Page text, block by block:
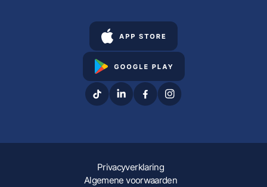
Privacyverklaring
Algemene voorwaarden